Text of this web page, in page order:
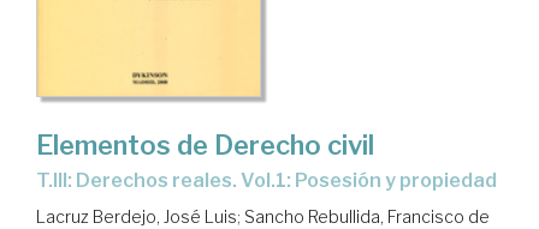
Elementos de Derecho civil
T.III: Derechos reales. Vol.1: Posesión y propiedad
Lacruz Berdejo, José Luis; Sancho Rebullida, Francisco de